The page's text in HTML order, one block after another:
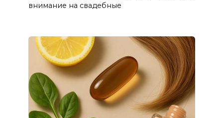
внимание на свадебные